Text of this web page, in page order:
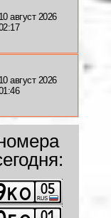
10 август 2026
10 август 2026